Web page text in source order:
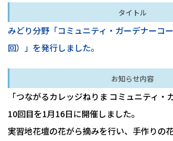
みどり分野「コミュニティ・ガーデナーコ
回）」を発行しました。
「つながるカレッジねりま コミュニティ
10回目を1月16日に開催しました。
実習地花壇の花がら摘みを行い、手作りの